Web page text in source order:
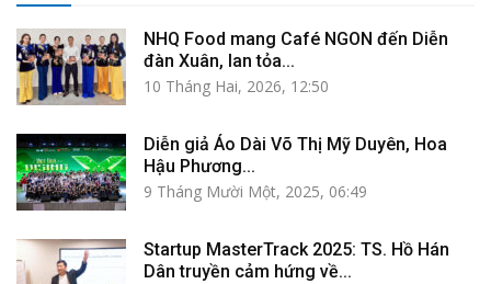
NHQ Food mang Café NGON đến Diễn
đàn Xuân, lan tỏa...
10 Tháng Hai, 2026, 12:50
Diễn giả Áo Dài Võ Thị Mỹ Duyên, Hoa
Hậu Phương...
9 Tháng Mười Một, 2025, 06:49
Startup MasterTrack 2025: TS. Hồ Hán
Dân truyền cảm hứng về...